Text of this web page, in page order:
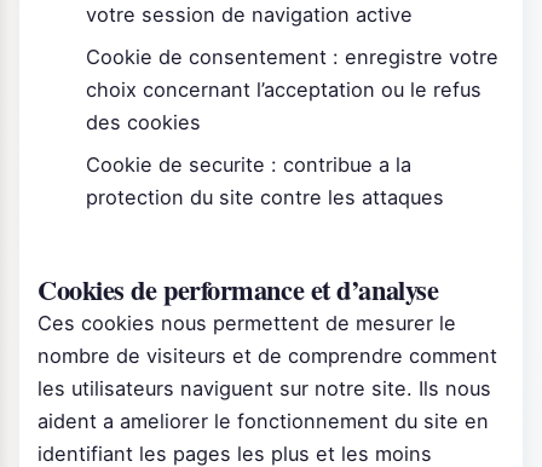
votre session de navigation active
Cookie de consentement : enregistre votre
choix concernant l’acceptation ou le refus
des cookies
Cookie de securite : contribue a la
protection du site contre les attaques
Cookies de performance et d’analyse
Ces cookies nous permettent de mesurer le
nombre de visiteurs et de comprendre comment
les utilisateurs naviguent sur notre site. Ils nous
aident a ameliorer le fonctionnement du site en
identifiant les pages les plus et les moins